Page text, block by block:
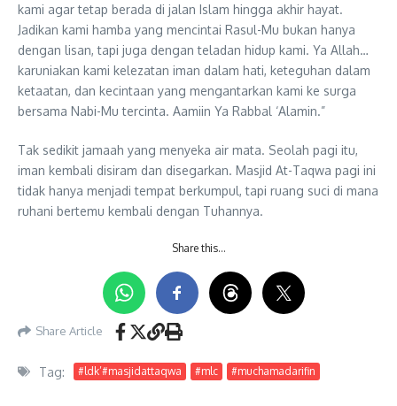
kami agar tetap berada di jalan Islam hingga akhir hayat.
Jadikan kami hamba yang mencintai Rasul-Mu bukan hanya
dengan lisan, tapi juga dengan teladan hidup kami. Ya Allah…
karuniakan kami kelezatan iman dalam hati, keteguhan dalam
ketaatan, dan kecintaan yang mengantarkan kami ke surga
bersama Nabi-Mu tercinta. Aamiin Ya Rabbal ‘Alamin.”
Tak sedikit jamaah yang menyeka air mata. Seolah pagi itu,
iman kembali disiram dan disegarkan. Masjid At-Taqwa pagi ini
tidak hanya menjadi tempat berkumpul, tapi ruang suci di mana
ruhani bertemu kembali dengan Tuhannya.
Share this…
Share Article
Tag: #ldk’#masjidattaqwa #mlc #muchamadarifin